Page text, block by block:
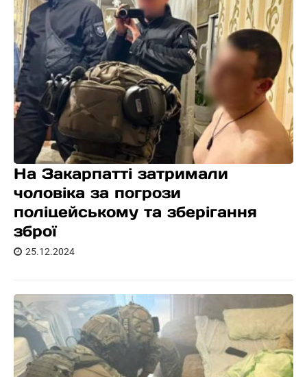
На Закарпатті затримали
чоловіка за погрози
поліцейському та зберігання
зброї
25.12.2024